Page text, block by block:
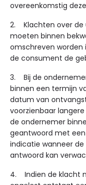
overeenkomstig
2. Klachten over de
moeten binnen
omschreven worden
de consument de
3. Bij de
binnen een termijn
datum van
voorzienbaar
de ondernemer
geantwoord met
indicatie wanneer
antwoord kan
4. Indien de klacht